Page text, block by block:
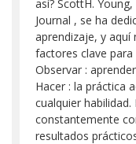
así? ScottH.
Journal , se ha
aprendizaje, y
factores clave
Observar :
Hacer : la práctica
cualquier
constantemente
resultados